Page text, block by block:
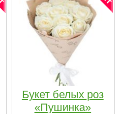
Букет белых роз
«Пушинка»